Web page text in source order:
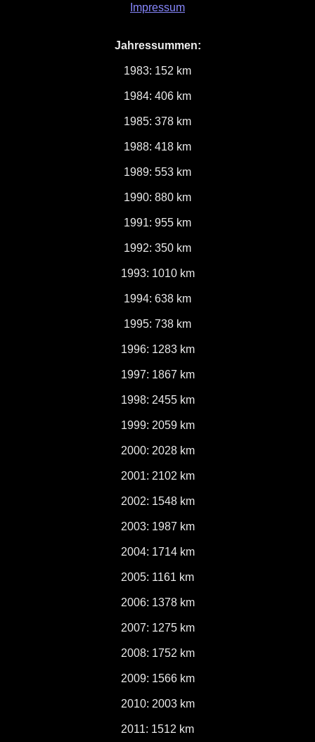
Impressum
Jahressummen:
1983: 152 km
1984: 406 km
1985: 378 km
1988: 418 km
1989: 553 km
1990: 880 km
1991: 955 km
1992: 350 km
1993: 1010 km
1994: 638 km
1995: 738 km
1996: 1283 km
1997: 1867 km
1998: 2455 km
1999: 2059 km
2000: 2028 km
2001: 2102 km
2002: 1548 km
2003: 1987 km
2004: 1714 km
2005: 1161 km
2006: 1378 km
2007: 1275 km
2008: 1752 km
2009: 1566 km
2010: 2003 km
2011: 1512 km